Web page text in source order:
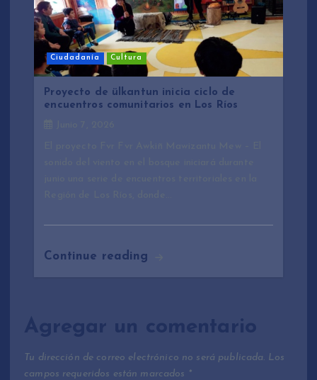
Ciudadanía Cultura
Proyecto de ülkantun inicia ciclo de
encuentros comunitarios en Los Ríos
Continue reading
Agregar un comentario
Tu dirección de correo electrónico no será publicada. Los
campos requeridos están marcados *